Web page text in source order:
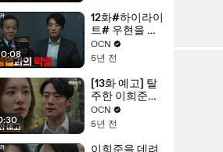
까지!
12화#하이라이
트# 우현을 노
리는 키마이라
진범? 충격적
OCN
5년 전
[13화 예고] 탈
주한 이희준을
걱정하는 차주
영! 이희준에게
해수, 그들이
OCN
5년 전